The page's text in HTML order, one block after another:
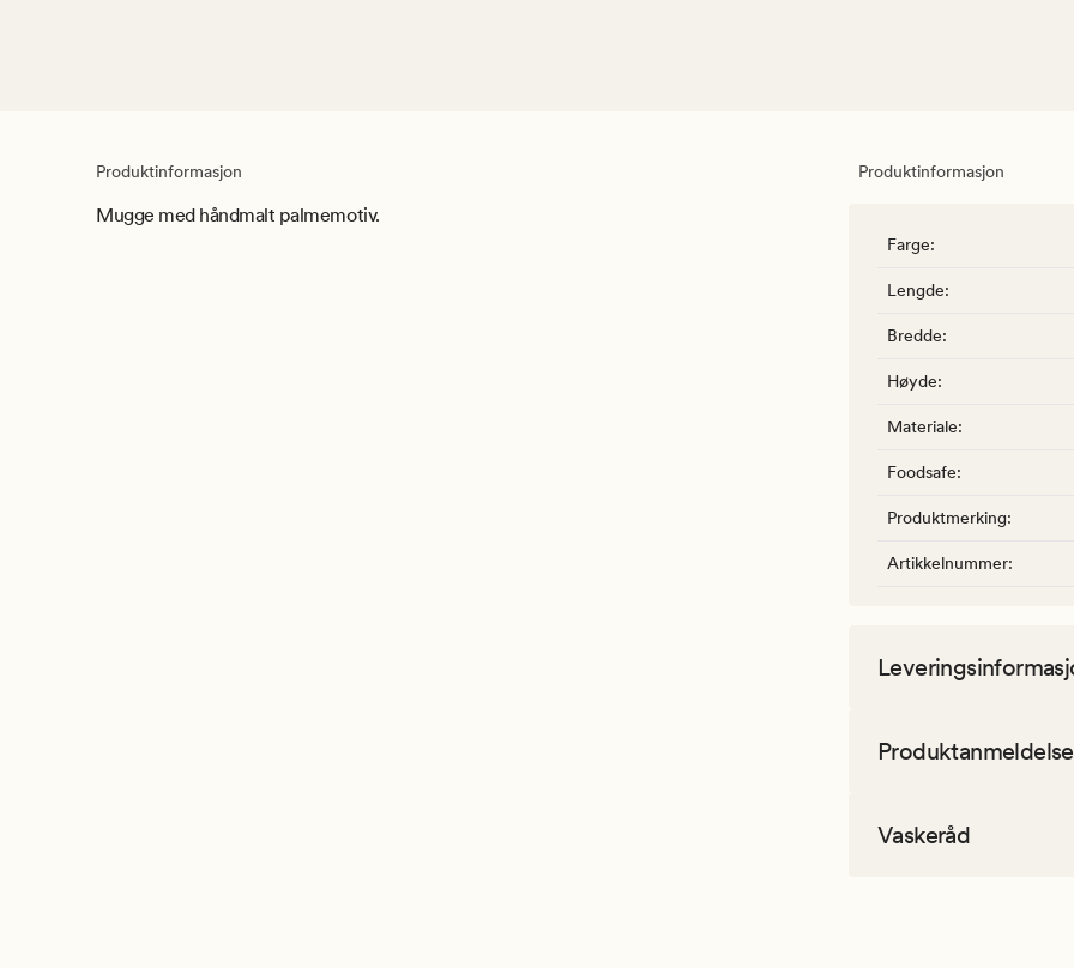
Produktinformasjon
Mugge med håndmalt palmemotiv.
Produktinformasjon
Farge:
Lengde:
Bredde:
Høyde:
Materiale:
Foodsafe:
Produktmerking:
Artikkelnummer:
Vaskeråd